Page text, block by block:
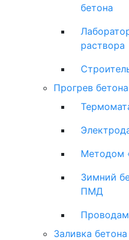
бетона
раствора
Прогрев
Методом
Зимний
ПМД
Заливка бетона